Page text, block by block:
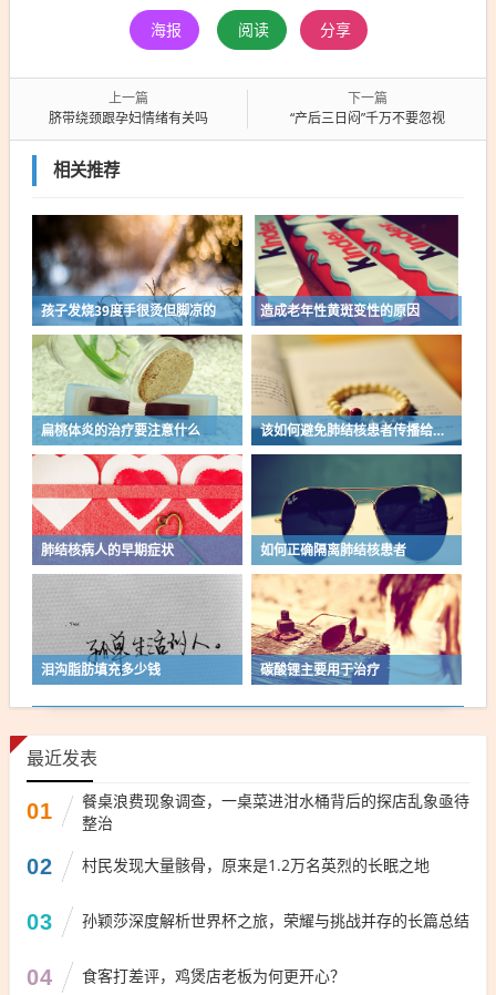
海报 阅读 分享
上一篇
脐带绕颈跟孕妇情绪有关吗
下一篇
“产后三日闷”千万不要忽视
相关推荐
孩子发烧39度手很烫但脚凉的 造成老年性黄斑变性的原因
扁桃体炎的治疗要注意什么 该如何避免肺结核患者传播给家人呢
肺结核病人的早期症状 如何正确隔离肺结核患者
泪沟脂肪填充多少钱 碳酸锂主要用于治疗
最近发表
01
餐桌浪费现象调查，一桌菜进泔水桶背后的探店乱象亟待
整治
02 村民发现大量骸骨，原来是1.2万名英烈的长眠之地
03 孙颖莎深度解析世界杯之旅，荣耀与挑战并存的长篇总结
04 食客打差评，鸡煲店老板为何更开心？